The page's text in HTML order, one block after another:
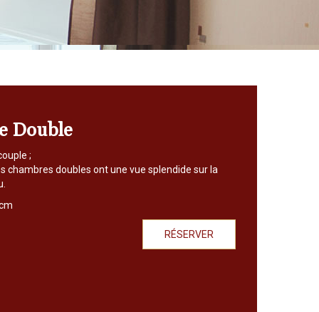
Double
;
chambres doubles ont une vue splendide sur la
RÉSERVER